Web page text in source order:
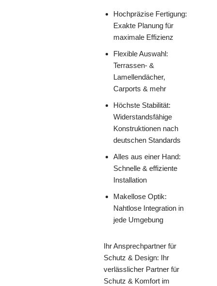
Hochpräzise Fertigung:
Exakte Planung für
maximale Effizienz
Flexible Auswahl:
Terrassen- &
Lamellendächer,
Carports & mehr
Höchste Stabilität:
Widerstandsfähige
Konstruktionen nach
deutschen Standards
Alles aus einer Hand:
Schnelle & effiziente
Installation
Makellose Optik:
Nahtlose Integration in
jede Umgebung
Ihr Ansprechpartner für
Schutz & Design: Ihr
verlässlicher Partner für
Schutz & Komfort im